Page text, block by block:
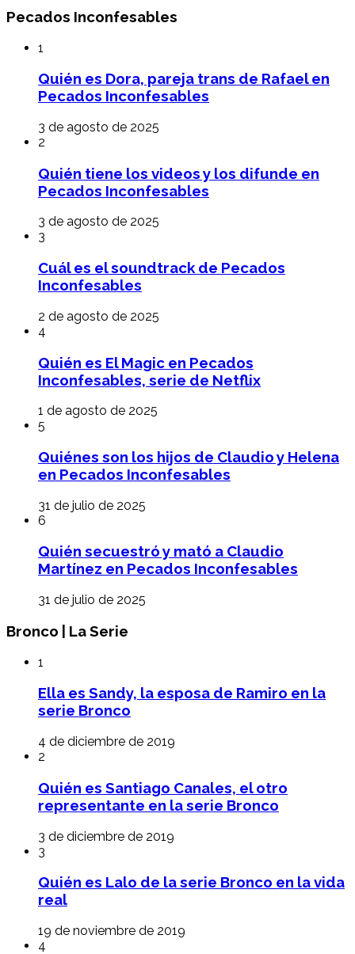
Pecados Inconfesables
1
Quién es Dora, pareja trans de Rafael en
Pecados Inconfesables
3 de agosto de 2025
2
Quién tiene los videos y los difunde en
Pecados Inconfesables
3 de agosto de 2025
3
Cuál es el soundtrack de Pecados
Inconfesables
2 de agosto de 2025
4
Quién es El Magic en Pecados
Inconfesables, serie de Netflix
1 de agosto de 2025
5
Quiénes son los hijos de Claudio y Helena
en Pecados Inconfesables
31 de julio de 2025
6
Quién secuestró y mató a Claudio
Martínez en Pecados Inconfesables
31 de julio de 2025
Bronco | La Serie
1
Ella es Sandy, la esposa de Ramiro en la
serie Bronco
4 de diciembre de 2019
2
Quién es Santiago Canales, el otro
representante en la serie Bronco
3 de diciembre de 2019
3
Quién es Lalo de la serie Bronco en la vida
real
19 de noviembre de 2019
4